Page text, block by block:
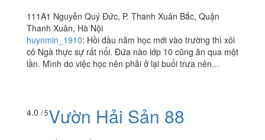
4.7/ 5Xôi Cô Ngà
111A1 Nguyễn Quý Đức, P. Thanh Xuân Bắc, Quận
lần. Mình do việc học nên phải ở lại buổi trưa nên...